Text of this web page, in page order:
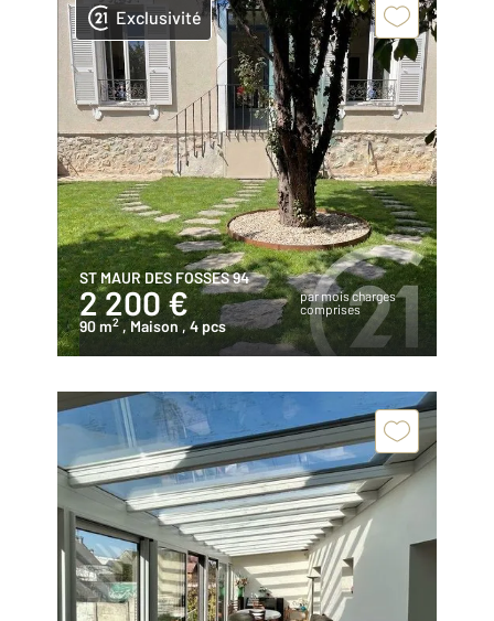
Exclusivité
ST MAUR DES FOSSES 94
2 200 €
par mois charges
comprises
90 m2 , Maison , 4 pcs